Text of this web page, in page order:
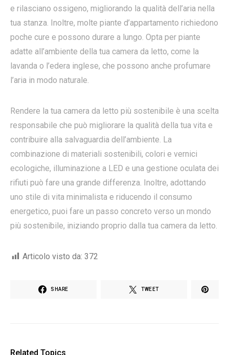
e rilasciano ossigeno, migliorando la qualità dell’aria nella
tua stanza. Inoltre, molte piante d’appartamento richiedono
poche cure e possono durare a lungo. Opta per piante
adatte all’ambiente della tua camera da letto, come la
lavanda o l’edera inglese, che possono anche profumare
l’aria in modo naturale.
Rendere la tua camera da letto più sostenibile è una scelta
responsabile che può migliorare la qualità della tua vita e
contribuire alla salvaguardia dell’ambiente. La
combinazione di materiali sostenibili, colori e vernici
ecologiche, illuminazione a LED e una gestione oculata dei
rifiuti può fare una grande differenza. Inoltre, adottando
uno stile di vita minimalista e riducendo il consumo
energetico, puoi fare un passo concreto verso un mondo
più sostenibile, iniziando proprio dalla tua camera da letto.
Articolo visto da: 372
SHARE TWEET
Related Topics